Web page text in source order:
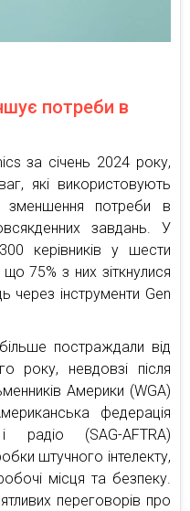
потреби в
за січень 2024 року,
які використовують
потреби в
завдань. У
керівників у шести
75% з них зіткнулися
через інструменти Gen
постраждали від
року, невдовзі після
Америки (WGA)
федерація
радіо (SAG-AFTRA)
штучного інтелекту,
місця та безпеку.
переговорів про